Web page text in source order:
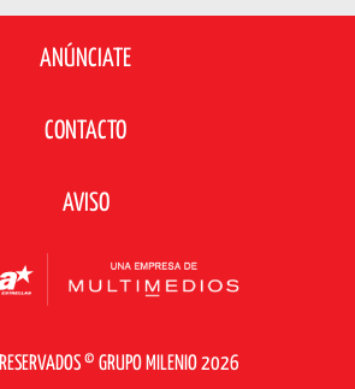
ANÚNCIATE
CONTACTO
AVISO
RESERVADOS © GRUPO MILENIO 2026